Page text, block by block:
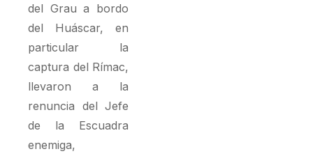
del Grau a bordo
del Huáscar, en
particular la
captura del Rímac,
llevaron a la
renuncia del Jefe
de la Escuadra
enemiga,